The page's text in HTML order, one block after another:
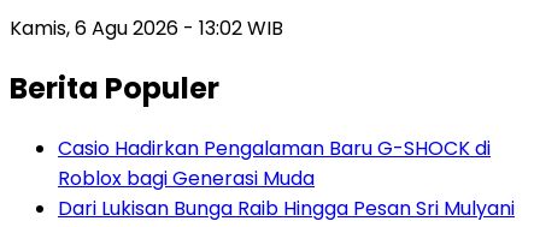
Kamis, 6 Agu 2026 - 13:02 WIB
Berita Populer
Casio Hadirkan Pengalaman Baru G-SHOCK di
Roblox bagi Generasi Muda
Dari Lukisan Bunga Raib Hingga Pesan Sri Mulyani